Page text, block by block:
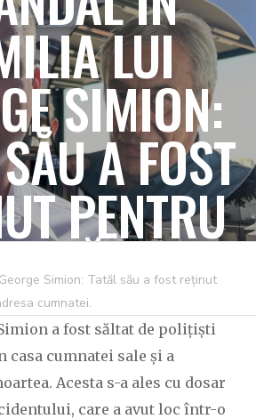
LUI
SIMION:
A FOST
PENTRU
LA
Simion: Tatăl său a fost reținut
cumnatei.
a fost săltat de polițiști
casa cumnatei sale și a
Acesta s-a ales cu dosar
care a avut loc într-o